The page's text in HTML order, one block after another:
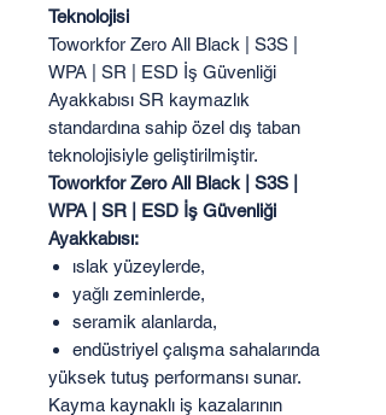
Teknolojisi
Toworkfor Zero All Black | S3S |
WPA | SR | ESD İş Güvenliği
Ayakkabısı SR kaymazlık
standardına sahip özel dış taban
teknolojisiyle geliştirilmiştir.
Toworkfor Zero All Black | S3S |
WPA | SR | ESD İş Güvenliği
Ayakkabısı:
ıslak yüzeylerde,
yağlı zeminlerde,
seramik alanlarda,
endüstriyel çalışma sahalarında
yüksek tutuş performansı sunar.
Kayma kaynaklı iş kazalarının